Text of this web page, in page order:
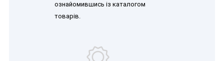
ознайомившись із каталогом
товарів.